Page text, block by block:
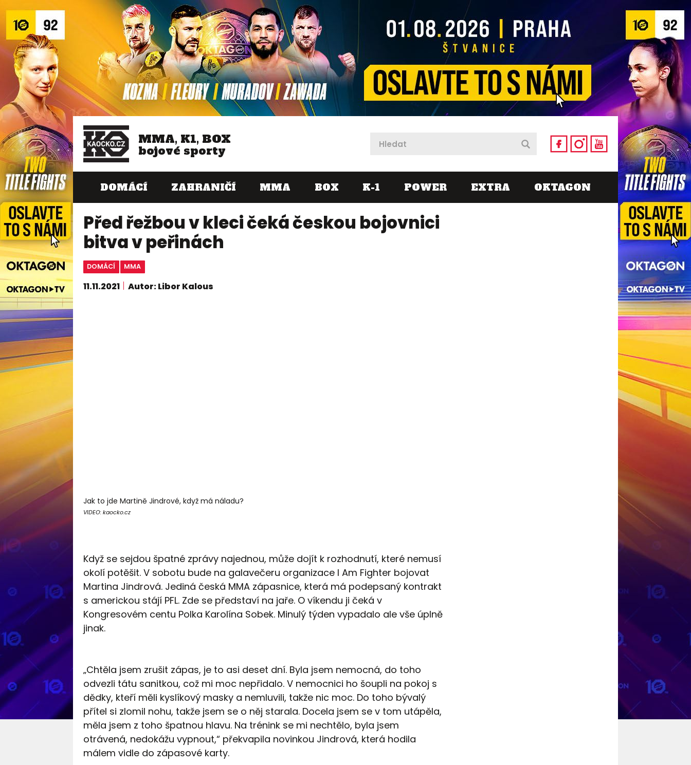
MMA, K1, BOX
bojové sporty
DOMÁCÍ ZAHRANIČÍ MMA BOX K-1 POWER EXTRA OKTAGON
Před řežbou v kleci čeká českou bojovnici
bitva v peřinách
DOMÁCÍ MMA
11.11.2021 Autor: Libor Kalous
Jak to jde Martině Jindrové, když má náladu?
VIDEO: kaocko.cz
Když se sejdou špatné zprávy najednou, může dojít k rozhodnutí, které nemusí
okolí potěšit. V sobotu bude na galavečeru organizace I Am Fighter bojovat
Martina Jindrová. Jediná česká MMA zápasnice, která má podepsaný kontrakt
s americkou stájí PFL. Zde se představí na jaře. O víkendu ji čeká v
Kongresovém centu Polka Karolína Sobek. Minulý týden vypadalo ale vše úplně
jinak.
„Chtěla jsem zrušit zápas, je to asi deset dní. Byla jsem nemocná, do toho
odvezli tátu sanitkou, což mi moc nepřidalo. V nemocnici ho šoupli na pokoj s
dědky, kteří měli kyslíkový masky a nemluvili, takže nic moc. Do toho bývalý
přítel si zlomil nohu, takže jsem se o něj starala. Docela jsem se v tom utápěla,
měla jsem z toho špatnou hlavu. Na trénink se mi nechtělo, byla jsem
otrávená, nedokážu vypnout,“ překvapila novinkou Jindrová, která hodila
málem vidle do zápasové karty.